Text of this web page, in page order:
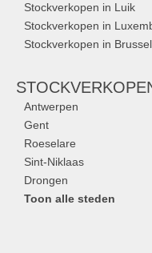
Stockverkopen in Luik
Stockverkopen in
Stockverkopen in
Antwerpen
Gent
Roeselare
Sint-Niklaas
Drongen
Toon alle steden